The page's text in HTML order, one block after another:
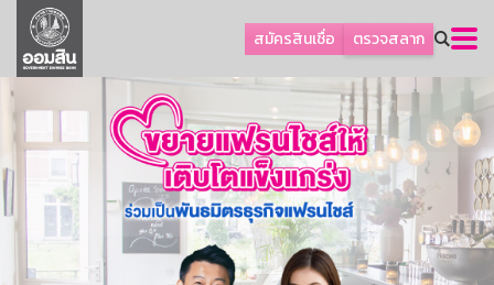
สมัครสินเชื่อ ตรวจสลาก
ลูกค้าธุรกิจ
ลูกค้าผู้ประกอบรายย่อย
โปรโมชัน
ออมเพื่อสุข
เกี่ยวกับธนาคาร
การพัฒนาที่ยั่งยืน
ข่าวสาร